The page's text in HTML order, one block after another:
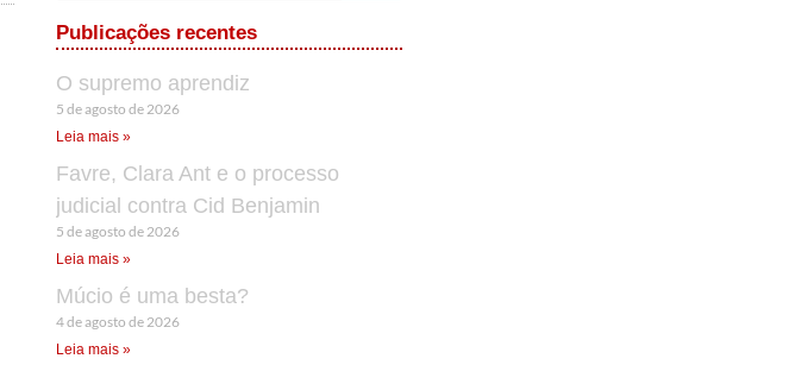
Publicações recentes
O supremo aprendiz
5 de agosto de 2026
Leia mais »
Favre, Clara Ant e o processo
judicial contra Cid Benjamin
5 de agosto de 2026
Leia mais »
Múcio é uma besta?
4 de agosto de 2026
Leia mais »